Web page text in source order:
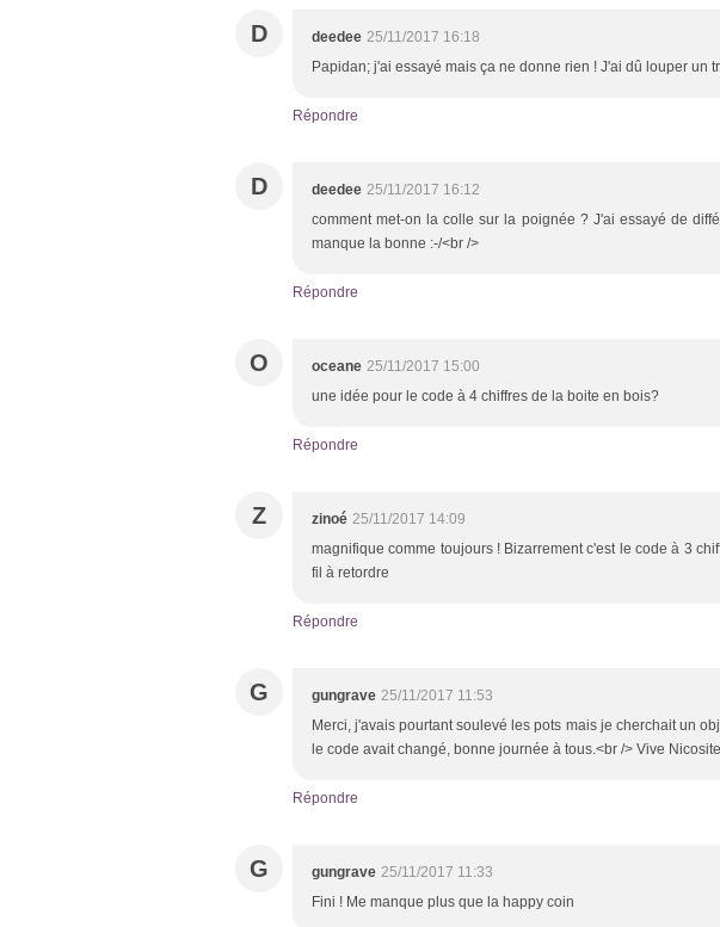
D deedee 25/11/2017 16:18
Papidan; j'ai essayé mais ça ne donne rien ! J'ai dû louper un
Répondre
D deedee 25/11/2017 16:12
comment met-on la colle sur la poignée ? J'ai essayé de
manque la bonne :-/<br />
Répondre
O oceane 25/11/2017 15:00
une idée pour le code à 4 chiffres de la boite en bois?
Répondre
Z zinoé 25/11/2017 14:09
magnifique comme toujours ! Bizarrement c'est le code à 3
fil à retordre
Répondre
G gungrave 25/11/2017 11:53
Merci, j'avais pourtant soulevé les pots mais je cherchait un
le code avait changé, bonne journée à tous.<br /> Vive
Répondre
G gungrave 25/11/2017 11:33
Fini ! Me manque plus que la happy coin